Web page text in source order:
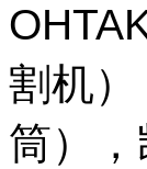
割机
筒）